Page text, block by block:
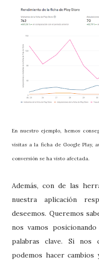
En nuestro ejemplo, hemos
visitas a la ficha de Google Play,
conversión se ha visto afectada.
Además, con de las
nuestra aplicación
deseemos. Queremos
nos vamos
palabras clave. Si nos
podemos hacer